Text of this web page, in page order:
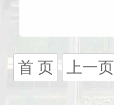
首 页 上一页